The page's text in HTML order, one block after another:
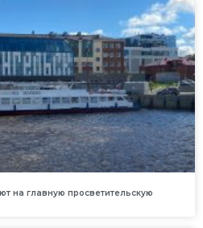
на главную просветительскую